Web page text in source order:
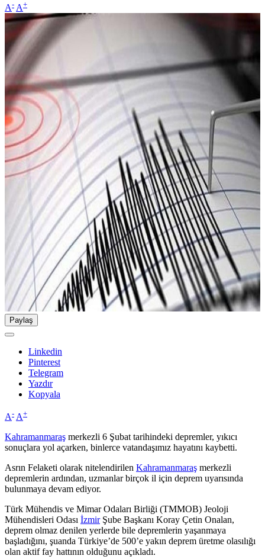
A- A+
Paylaş
Linkedin
Pinterest
Telegram
Yazdır
Kopyala
A- A+
Kahramanmaraş merkezli 6 Şubat tarihindeki depremler, yıkıcı
sonuçlara yol açarken, binlerce vatandaşımız hayatını kaybetti.
Asrın Felaketi olarak nitelendirilen Kahramanmaraş merkezli
depremlerin ardından, uzmanlar birçok il için deprem uyarısında
bulunmaya devam ediyor.
Türk Mühendis ve Mimar Odaları Birliği (TMMOB) Jeoloji
Mühendisleri Odası İzmirŞube Başkanı Koray Çetin Onalan,
deprem olmaz denilen yerlerde bile depremlerin yaşanmaya
başladığını, şuanda Türkiye’de 500’e yakın deprem üretme olasılığı
olan aktif fay hattının olduğunu açıkladı.